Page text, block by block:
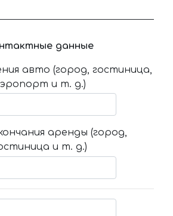
данные
авто (город, гостиница,
и т. д.)
аренды (город,
и т. д.)